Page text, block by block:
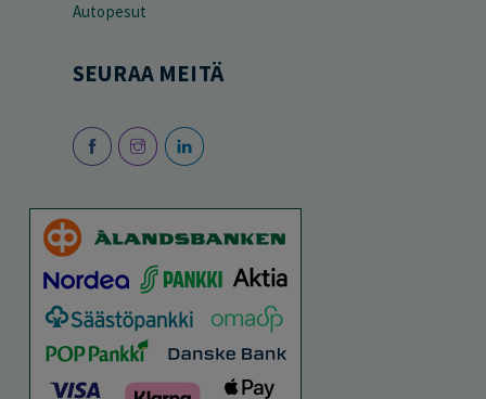
Autopesut
SEURAA MEITÄ